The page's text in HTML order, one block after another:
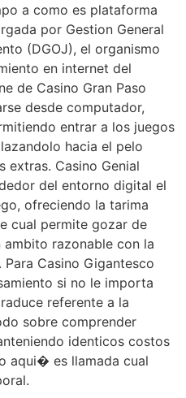
a como es plataforma
por Gestion General
(DGOJ), el organismo
en internet del
de Casino Gran Paso
desde computador,
entrar a los juegos
hacia el pelo
extras. Casino Genial
del entorno digital el
ofreciendo la tarima
cual permite gozar de
razonable con la
Casino Gigantesco
si no le importa
referente a la
sobre comprender
identicos costos
aqui� es llamada cual